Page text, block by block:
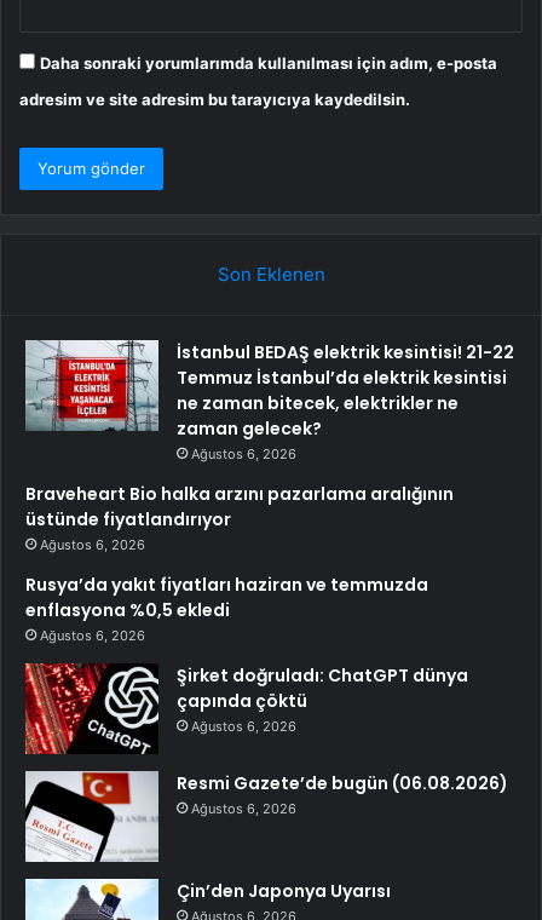
Daha sonraki yorumlarımda kullanılması için adım, e-posta
adresim ve site adresim bu tarayıcıya kaydedilsin.
Son Eklenen
İstanbul BEDAŞ elektrik kesintisi! 21-22
Temmuz İstanbul’da elektrik kesintisi
ne zaman bitecek, elektrikler ne
zaman gelecek?
Ağustos 6, 2026
Braveheart Bio halka arzını pazarlama aralığının
üstünde fiyatlandırıyor
Ağustos 6, 2026
Rusya’da yakıt fiyatları haziran ve temmuzda
enflasyona %0,5 ekledi
Ağustos 6, 2026
Şirket doğruladı: ChatGPT dünya
çapında çöktü
Ağustos 6, 2026
Resmi Gazete’de bugün (06.08.2026)
Ağustos 6, 2026
Çin’den Japonya Uyarısı
Ağustos 6, 2026